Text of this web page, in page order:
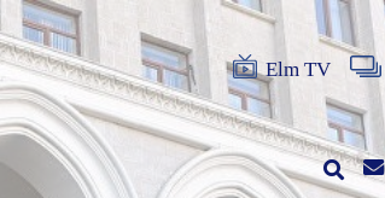
Elm TV